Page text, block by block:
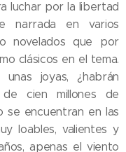
luchar por la libertad
narrada en varios
novelados que por
clásicos en el tema.
joyas, ¿habrán
cien millones de
se encuentran en las
loables, valientes y
apenas el viento